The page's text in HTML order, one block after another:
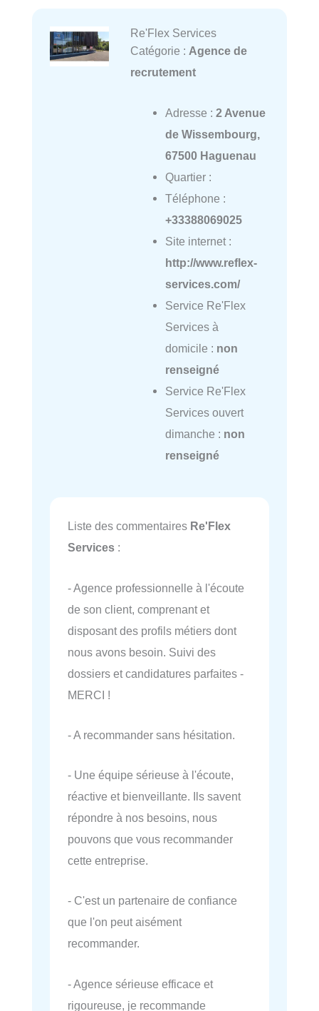
Re'Flex Services
Catégorie : Agence de
recrutement
Adresse : 2 Avenue
de Wissembourg,
67500 Haguenau
Quartier :
Téléphone :
+33388069025
Site internet :
http://www.reflex-
services.com/
Service Re'Flex
Services à
domicile : non
renseigné
Service Re'Flex
Services ouvert
dimanche : non
renseigné
Liste des commentaires Re'Flex
Services :
- Agence professionnelle à l'écoute
de son client, comprenant et
disposant des profils métiers dont
nous avons besoin. Suivi des
dossiers et candidatures parfaites -
MERCI !
- A recommander sans hésitation.
- Une équipe sérieuse à l'écoute,
réactive et bienveillante. Ils savent
répondre à nos besoins, nous
pouvons que vous recommander
cette entreprise.
- C'est un partenaire de confiance
que l'on peut aisément
recommander.
- Agence sérieuse efficace et
rigoureuse, je recommande